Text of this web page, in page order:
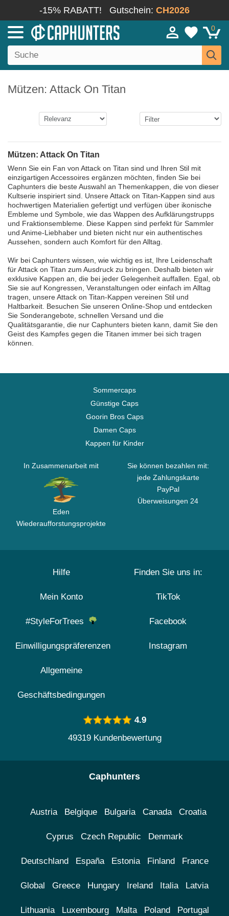
-15% RABATT! Gutschein: CH2026
0
Mützen: Attack On Titan
Mützen: Attack On Titan
Wenn Sie ein Fan von Attack on Titan sind und Ihren Stil mit
einzigartigen Accessoires ergänzen möchten, finden Sie bei
Caphunters die beste Auswahl an Themenkappen, die von dieser
Kultserie inspiriert sind. Unsere Attack on Titan-Kappen sind aus
hochwertigen Materialien gefertigt und verfügen über ikonische
Embleme und Symbole, wie das Wappen des Aufklärungstrupps
und Fraktionsembleme. Diese Kappen sind perfekt für Sammler
und Anime-Liebhaber und bieten nicht nur ein authentisches
Aussehen, sondern auch Komfort für den Alltag.
Wir bei Caphunters wissen, wie wichtig es ist, Ihre Leidenschaft
für Attack on Titan zum Ausdruck zu bringen. Deshalb bieten wir
exklusive Kappen an, die bei jeder Gelegenheit auffallen. Egal, ob
Sie sie auf Kongressen, Veranstaltungen oder einfach im Alltag
tragen, unsere Attack on Titan-Kappen vereinen Stil und
Haltbarkeit. Besuchen Sie unseren Online-Shop und entdecken
Sie Sonderangebote, schnellen Versand und die
Qualitätsgarantie, die nur Caphunters bieten kann, damit Sie den
Geist des Kampfes gegen die Titanen immer bei sich tragen
können.
Sommercaps
Günstige Caps
Goorin Bros Caps
Damen Caps
Kappen für Kinder
In Zusammenarbeit mit
Eden
Wiederaufforstungsprojekte
Sie können bezahlen mit:
jede Zahlungskarte
PayPal
Überweisungen 24
Hilfe
Mein Konto
#StyleForTrees
Einwilligungspräferenzen
Allgemeine
Geschäftsbedingungen
Finden Sie uns in:
TikTok
Facebook
Instagram
4.9
49319 Kundenbewertung
Caphunters
Austria Belgique Bulgaria Canada Croatia
Cyprus Czech Republic Denmark
Deutschland España Estonia Finland France
Global Greece Hungary Ireland Italia Latvia
Lithuania Luxembourg Malta Poland Portugal